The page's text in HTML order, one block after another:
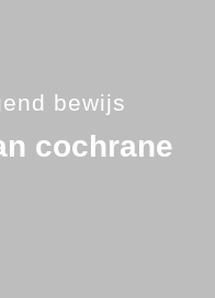
bewijs
cochrane